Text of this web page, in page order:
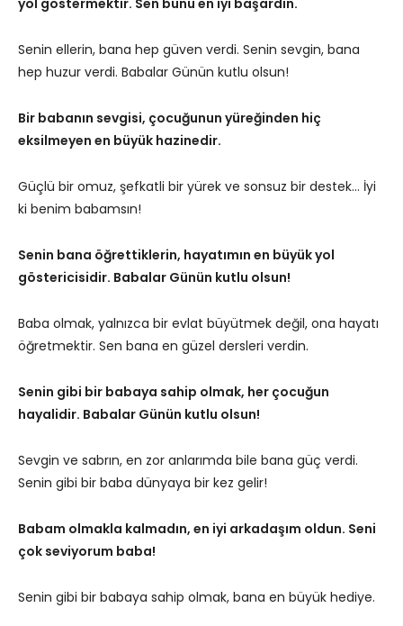
Senin ellerin, bana hep güven verdi. Senin sevgin, bana
hep huzur verdi. Babalar Günün kutlu olsun!
Bir babanın sevgisi, çocuğunun yüreğinden hiç
eksilmeyen en büyük hazinedir.
Güçlü bir omuz, şefkatli bir yürek ve sonsuz bir destek… İyi
ki benim babamsın!
Senin bana öğrettiklerin, hayatımın en büyük yol
göstericisidir. Babalar Günün kutlu olsun!
Baba olmak, yalnızca bir evlat büyütmek değil, ona hayatı
öğretmektir. Sen bana en güzel dersleri verdin.
Senin gibi bir babaya sahip olmak, her çocuğun
hayalidir. Babalar Günün kutlu olsun!
Sevgin ve sabrın, en zor anlarımda bile bana güç verdi.
Senin gibi bir baba dünyaya bir kez gelir!
Babam olmakla kalmadın, en iyi arkadaşım oldun. Seni
çok seviyorum baba!
Senin gibi bir babaya sahip olmak, bana en büyük hediye.